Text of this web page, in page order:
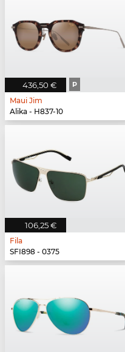
436,50 € P
Maui Jim
Alika - H837-10
106,25 €
Fila
SFI898 - 0375